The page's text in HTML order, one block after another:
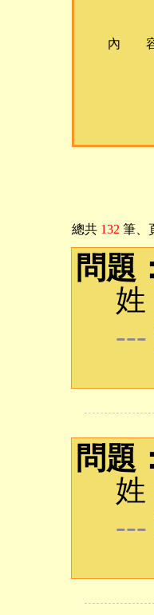
內 容
總共 132 筆
問題：
---
問題：
---